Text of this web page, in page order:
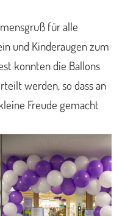
für alle
und Kinderaugen zum
konnten die Ballons
werden, so dass an
Freude gemacht